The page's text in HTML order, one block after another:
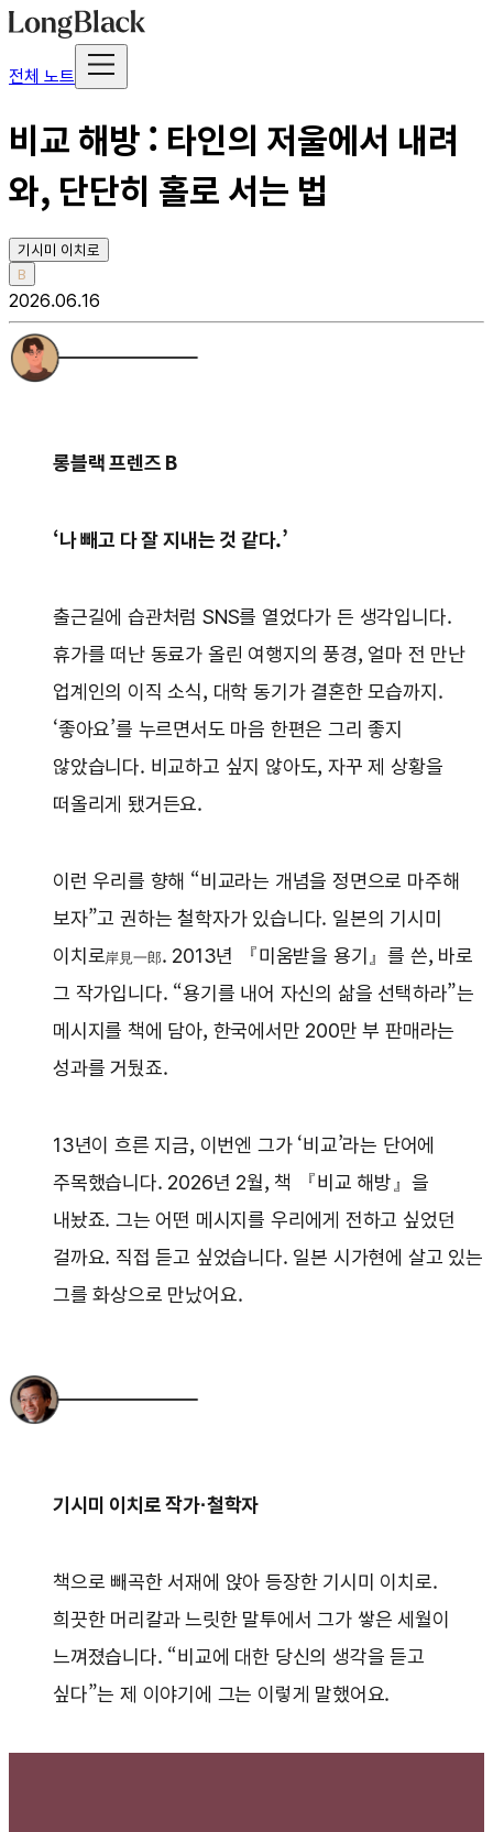
전체 노트
비교 해방 : 타인의 저울에서 내려
와, 단단히 홀로 서는 법
기시미 이치로
B
2026.06.16
롱블랙 프렌즈 B
‘나 빼고 다 잘 지내는 것 같다.’
출근길에 습관처럼 SNS를 열었다가 든 생각입니다.
휴가를 떠난 동료가 올린 여행지의 풍경, 얼마 전 만난
업계인의 이직 소식, 대학 동기가 결혼한 모습까지.
‘좋아요’를 누르면서도 마음 한편은 그리 좋지
않았습니다. 비교하고 싶지 않아도, 자꾸 제 상황을
떠올리게 됐거든요.
이런 우리를 향해 “비교라는 개념을 정면으로 마주해
보자”고 권하는 철학자가 있습니다. 일본의 기시미
이치로岸見一郎. 2013년 『미움받을 용기』를 쓴, 바로
그 작가입니다. “용기를 내어 자신의 삶을 선택하라”는
메시지를 책에 담아, 한국에서만 200만 부 판매라는
성과를 거뒀죠.
13년이 흐른 지금, 이번엔 그가 ‘비교’라는 단어에
주목했습니다. 2026년 2월, 책 『비교 해방』을
내놨죠. 그는 어떤 메시지를 우리에게 전하고 싶었던
걸까요. 직접 듣고 싶었습니다. 일본 시가현에 살고 있는
그를 화상으로 만났어요.
기시미 이치로 작가·철학자
책으로 빼곡한 서재에 앉아 등장한 기시미 이치로.
희끗한 머리칼과 느릿한 말투에서 그가 쌓은 세월이
느껴졌습니다. “비교에 대한 당신의 생각을 듣고
싶다”는 제 이야기에 그는 이렇게 말했어요.